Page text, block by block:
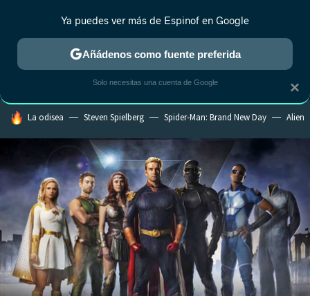
MENÚ NUEVO
ESTRENOS REALITY ANIME RANKINGS CINE
HOY SE HABLA DE
La odisea Steven Spielberg Spider-Man: Brand New Day Alien
×
Ya puedes ver más de Espinof en Google
Añádenos como fuente preferida
Solo necesitas una cuenta de Google